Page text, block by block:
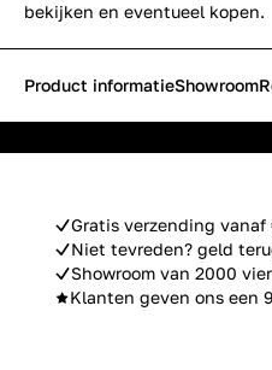
bekijken en eventueel kopen.
Gratis verzending vanaf
Niet tevreden? geld
Showroom van 2000
Klanten geven ons een
Product informatieShowroom